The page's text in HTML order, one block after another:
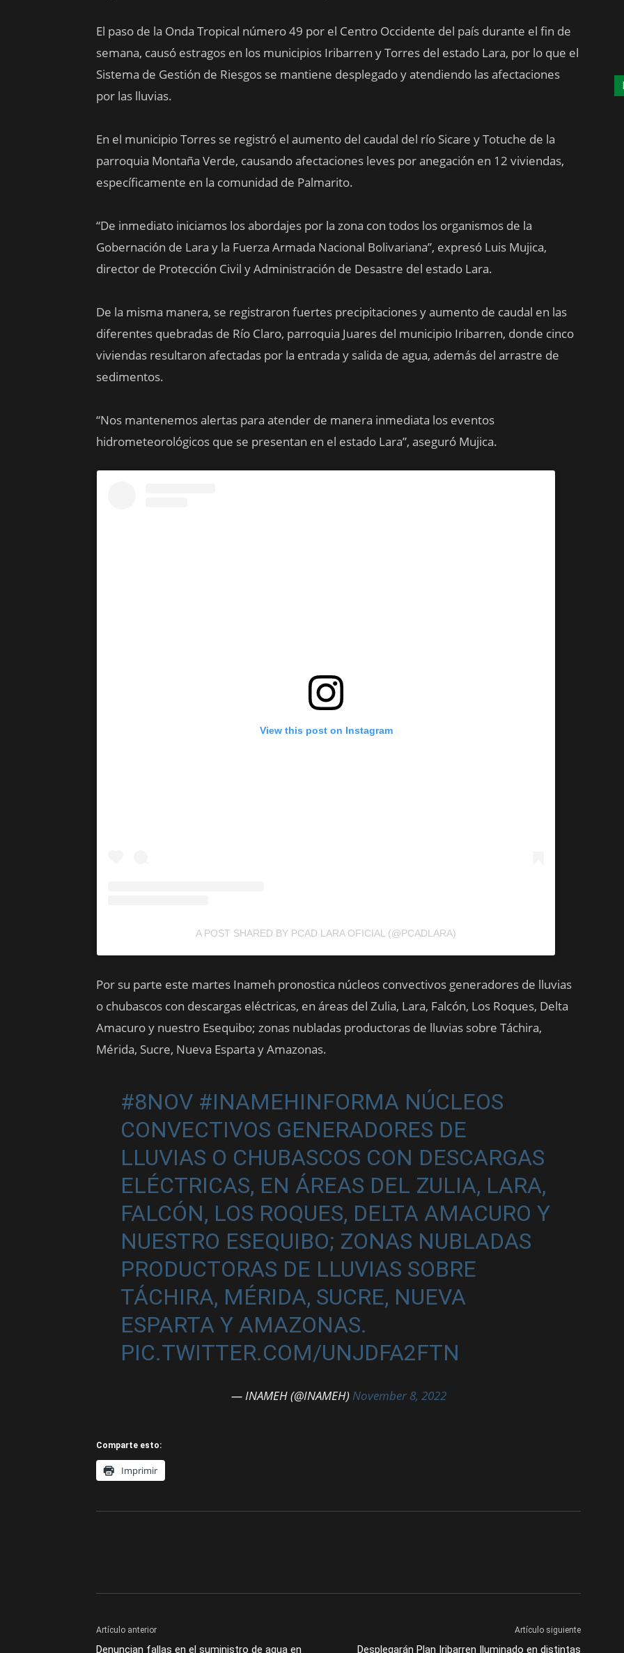
El paso de la Onda Tropical número 49 por el Centro Occidente del país durante el fin de
semana, causó estragos en los municipios Iribarren y Torres del estado Lara, por lo que el
Sistema de Gestión de Riesgos se mantiene desplegado y atendiendo las afectaciones
por las lluvias.
En el municipio Torres se registró el aumento del caudal del río Sicare y Totuche de la
parroquia Montaña Verde, causando afectaciones leves por anegación en 12 viviendas,
específicamente en la comunidad de Palmarito.
“De inmediato iniciamos los abordajes por la zona con todos los organismos de la
Gobernación de Lara y la Fuerza Armada Nacional Bolivariana”, expresó Luis Mujica,
director de Protección Civil y Administración de Desastre del estado Lara.
De la misma manera, se registraron fuertes precipitaciones y aumento de caudal en las
diferentes quebradas de Río Claro, parroquia Juares del municipio Iribarren, donde cinco
viviendas resultaron afectadas por la entrada y salida de agua, además del arrastre de
sedimentos.
“Nos mantenemos alertas para atender de manera inmediata los eventos
hidrometeorológicos que se presentan en el estado Lara”, aseguró Mujica.
View this post on Instagram
A POST SHARED BY PCAD LARA OFICIAL (@PCADLARA)
Por su parte este martes Inameh pronostica núcleos convectivos generadores de lluvias
o chubascos con descargas eléctricas, en áreas del Zulia, Lara, Falcón, Los Roques, Delta
Amacuro y nuestro Esequibo; zonas nubladas productoras de lluvias sobre Táchira,
Mérida, Sucre, Nueva Esparta y Amazonas.
#8NOV #INAMEHINFORMANÚCLEOS
CONVECTIVOS GENERADORES DE
LLUVIAS O CHUBASCOS CON DESCARGAS
ELÉCTRICAS, EN ÁREAS DEL ZULIA, LARA,
FALCÓN, LOS ROQUES, DELTA AMACURO Y
NUESTRO ESEQUIBO; ZONAS NUBLADAS
PRODUCTORAS DE LLUVIAS SOBRE
TÁCHIRA, MÉRIDA, SUCRE, NUEVA
ESPARTA Y AMAZONAS.
PIC.TWITTER.COM/UNJDFA2FTN
— INAMEH (@INAMEH) November 8, 2022
Comparte esto:
Imprimir
Artículo anterior
Denuncian fallas en el suministro de agua en
Artículo siguiente
Desplegarán Plan Iribarren Iluminado en distintas